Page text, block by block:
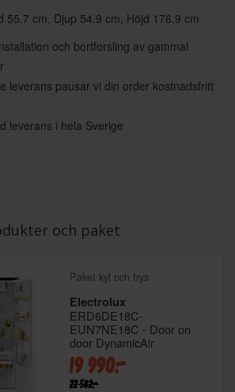
55.7 cm, Djup 54.9 cm, Höjd 176.9 cm
och bortforsling av gammal
leverans pausar vi din order kostnadsfritt
leverans i hela Sverige
och paket
Paket kyl och frys
Electrolux
ERD6DE18C-
EUN7NE18C - Door on
door DynamicAir
19 990:-
22 582:-